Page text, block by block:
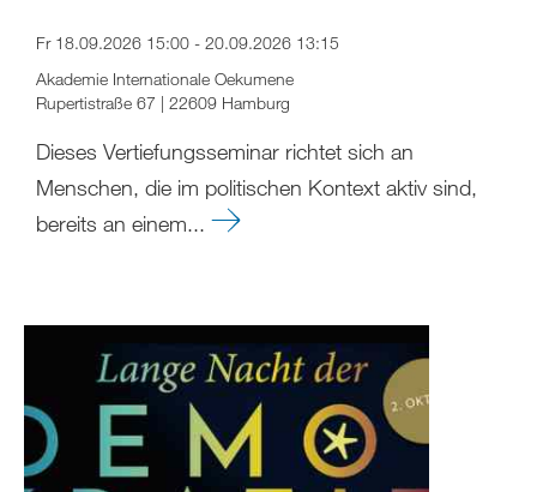
Fr 18.09.2026 15:00 - 20.09.2026 13:15
Akademie Internationale Oekumene
Rupertistraße 67 | 22609 Hamburg
Dieses Vertiefungsseminar richtet sich an
Menschen, die im politischen Kontext aktiv sind,
bereits an einem...